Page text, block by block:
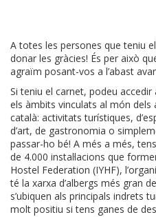
A totes les persones que teniu
donar les gràcies! És per això
agraïm posant-vos a l’abast
Si teniu el carnet, podeu
els àmbits vinculats al món
català: activitats turístiques,
d’art, de gastronomia o
passar-ho bé! A més a més,
de 4.000 instal·lacions que
Hostel Federation (IYHF),
té la xarxa d’albergs més gran
s’ubiquen als principals indrets
molt positiu si tens ganes de